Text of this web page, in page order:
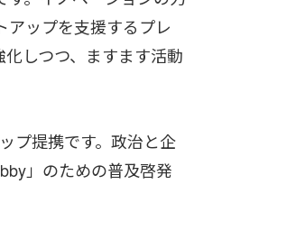
アップを支援するプレ
しつつ、ますます活動
プ提携です。政治と企
」のための普及啓発